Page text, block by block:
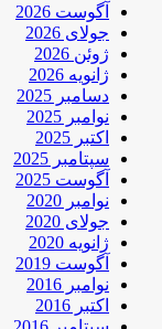
آگوست 2026
جولای 2026
ژوئن 2026
ژانویه 2026
دسامبر 2025
نوامبر 2025
اکتبر 2025
سپتامبر 2025
آگوست 2025
نوامبر 2020
جولای 2020
ژانویه 2020
آگوست 2019
نوامبر 2016
اکتبر 2016